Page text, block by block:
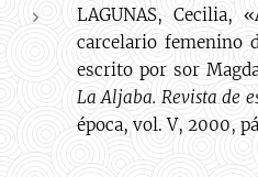
LAGUNAS, Cecilia,
carcelario femenino
escrito por sor
La Aljaba. Revista de
época, vol. V, 2000,